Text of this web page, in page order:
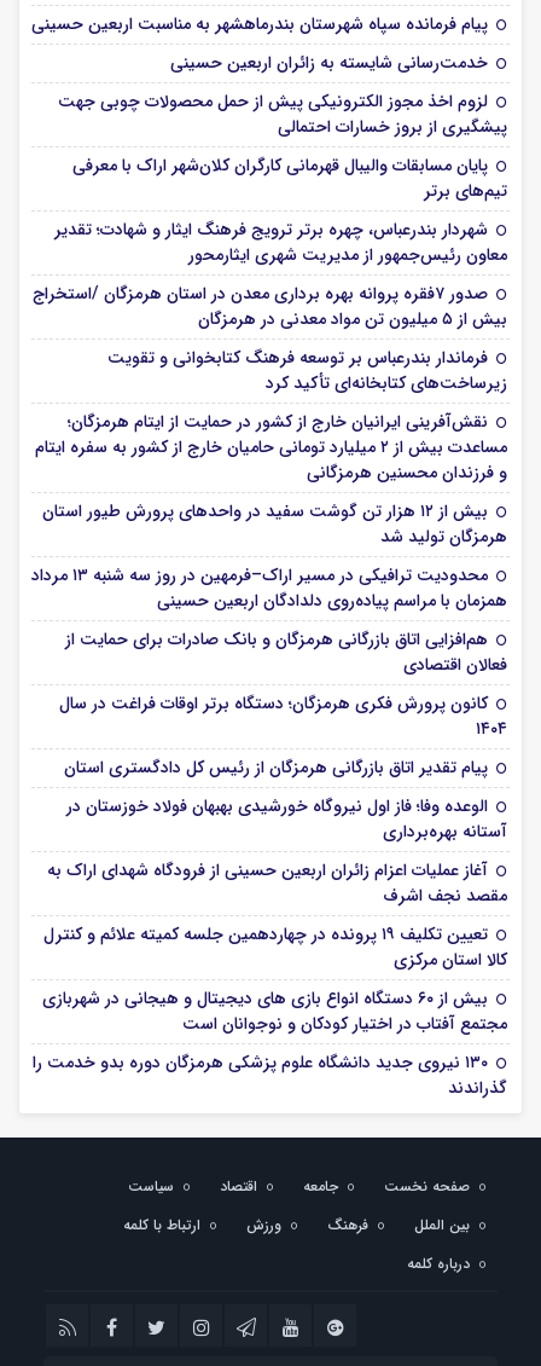
پیام فرمانده سپاه شهرستان بندرماهشهر به مناسبت اربعین حسینی
خدمت‌رسانی شایسته به زائران اربعین حسینی
لزوم اخذ مجوز الکترونیکی پیش از حمل محصولات چوبی جهت
پیشگیری از بروز خسارات احتمالی
پایان مسابقات والیبال قهرمانی کارگران کلان‌شهر اراک با معرفی
تیم‌های برتر
شهردار بندرعباس، چهره برتر ترویج فرهنگ ایثار و شهادت؛ تقدیر
معاون رئیس‌جمهور از مدیریت شهری ایثارمحور
صدور ۷فقره پروانه بهره برداری معدن در استان هرمزگان /استخراج
بیش از ۵ میلیون تن مواد معدنی در هرمزگان
فرماندار بندرعباس بر توسعه فرهنگ کتابخوانی و تقویت
زیرساخت‌های کتابخانه‌ای تأکید کرد
نقش‌آفرینی ایرانیان خارج از کشور در حمایت از ایتام هرمزگان؛
مساعدت بیش از ۲ میلیارد تومانی حامیان خارج از کشور به سفره ایتام
و فرزندان محسنین هرمزگانی
بیش از ۱۲ هزار تن گوشت سفید در واحدهای پرورش طیور استان
هرمزگان تولید شد
محدودیت ترافیکی در مسیر اراک–فرمهین در روز سه شنبه ۱۳ مرداد
همزمان با مراسم پیاده‌روی دلدادگان اربعین حسینی
هم‌افزایی اتاق بازرگانی هرمزگان و بانک صادرات برای حمایت از
فعالان اقتصادی
کانون پرورش فکری هرمزگان؛ دستگاه برتر اوقات فراغت در سال
۱۴۰۴
پیام تقدیر اتاق بازرگانی هرمزگان از رئیس کل دادگستری استان
الوعده وفا؛ فاز اول نیروگاه خورشیدی بهبهان فولاد خوزستان در
آستانه بهره‌برداری
آغاز عملیات اعزام زائران اربعین حسینی از فرودگاه شهدای اراک به
مقصد نجف اشرف
تعیین تکلیف ۱۹ پرونده در چهاردهمین جلسه کمیته علائم و کنترل
کالا استان مرکزی
بیش از ۶۰ دستگاه انواع بازی های دیجیتال و هیجانی در شهربازی
مجتمع آفتاب در اختیار کودکان و نوجوانان است
۱۳۰ نیروی جدید دانشگاه علوم پزشکی هرمزگان دوره بدو خدمت را
گذراندند
صفحه نخست جامعه اقتصاد
سیاست
بین الملل
فرهنگ ورزش
ارتباط با کلمه
درباره کلمه‌